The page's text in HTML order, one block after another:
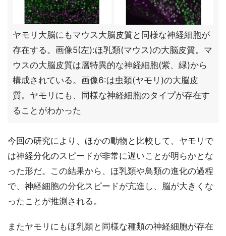
ヤモリ大脳にもマウス大脳皮質と同様な神経細胞が
存在する。画像5(左):ほ乳類(マウス)の大脳皮質。マ
ウスの大脳皮質は層特異的な神経細胞(紫、緑)から
構成されている。画像6:は虫類(ヤモリ)の大脳皮
質。ヤモリにも、同様な神経細胞のタイプが存在す
ることがわかった
今回の研究により、ほかの動物と比較して、ヤモリで
は神経分化のスピードが非常に遅いことが明らかとな
った形だ。この結果から、ほ乳類や鳥類の進化の過程
で、神経細胞の分化スピードが亢進し、脳が大きくな
ったことが推測される。
またヤモリにもほ乳類と同様な種類の神経細胞が存在